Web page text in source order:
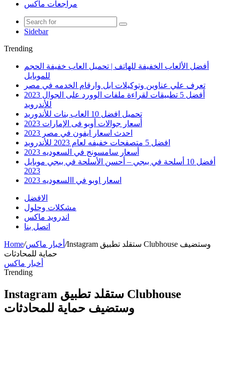
مراجعات ماكس
Sidebar
Trending
أفضل الألعاب الخفيفة للهاتف | تحميل العاب خفيفة الحجم
للموبايل
تعرف علي عناوين وتوكيلات ابل وارقام الخدمه في مصر
أفضل 5 تطبيقات لقراءة ملفات الوورد على الجوال 2023
للأندرويد
تحميل افضل 10 العاب بنات للأندوريد
أسعار جوالات أوبو فى الإمارات 2023
احدث اسعار ايفون في مصر 2023
افضل 5 متصفحات خفيفه لعام 2023 للأندرويد
أسعار سامسونج في السعوديه 2023
أفضل 10 أسلحة في ببجي – أحسن الأسلحة في ببجي موبايل
2023
اسعار اوبو في االسعوديه 2023
الافضل
مشكلات وحلول
اندرويد ماكس
اتصل بنا
Home/أخبار ماكس /Instagram ستقلد تطبيق Clubhouse وستضيف
حماية للمحادثات
أخبار ماكس
Trending
Instagram ستقلد تطبيق Clubhouse
وستضيف حماية للمحادثات